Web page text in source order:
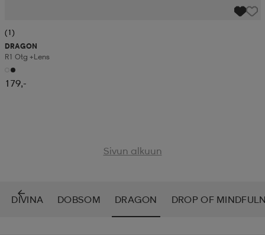
(1)
DRAGON
R1 Otg +lens
179,-
Sivun alkuun
DIVINA DOBSOM DRAGON DROP OF